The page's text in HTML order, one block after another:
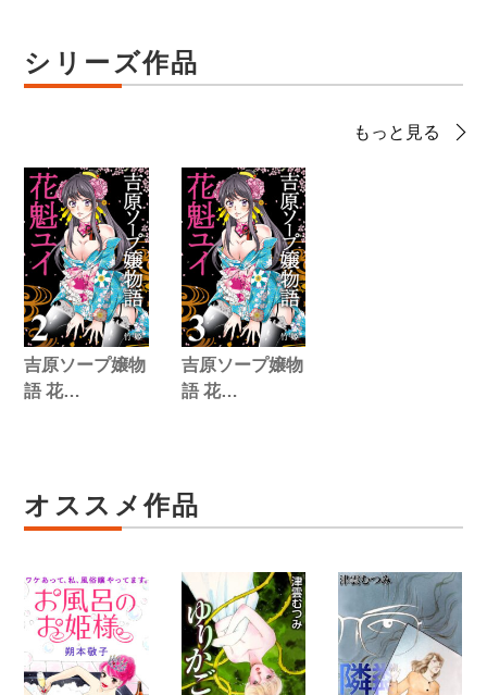
シリーズ作品
もっと見る
吉原ソープ嬢物
語 花…
吉原ソープ嬢物
語 花…
オススメ作品